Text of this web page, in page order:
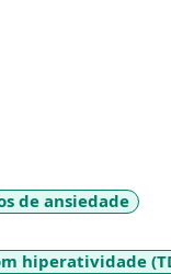
de ansiedade
hiperatividade